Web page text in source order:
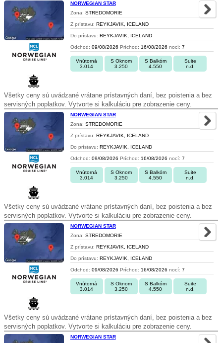
NORWEGIAN STAR
Zona: STREDOMORIE
Z prístavu: REYKJAVIK, ICELAND
Do prístavu: REYKJAVIK, ICELAND
Odchod: 09/08/2026 Príchod: 16/08/2026 nocí: 7
Vnútorná
3.014
S Oknom
3.250
S Balkóm
4.550
Suite
n.d.
Všetky ceny sú uvádzané vrátane prístavných daní, bez poistenia a bez
servisných poplatkov. Vytvorte si kalkuláciu pre zobrazenie ceny.
NORWEGIAN STAR
Zona: STREDOMORIE
Z prístavu: REYKJAVIK, ICELAND
Do prístavu: REYKJAVIK, ICELAND
Odchod: 09/08/2026 Príchod: 16/08/2026 nocí: 7
Vnútorná
3.014
S Oknom
3.250
S Balkóm
4.550
Suite
n.d.
Všetky ceny sú uvádzané vrátane prístavných daní, bez poistenia a bez
servisných poplatkov. Vytvorte si kalkuláciu pre zobrazenie ceny.
NORWEGIAN STAR
Zona: STREDOMORIE
Z prístavu: REYKJAVIK, ICELAND
Do prístavu: REYKJAVIK, ICELAND
Odchod: 09/08/2026 Príchod: 16/08/2026 nocí: 7
Vnútorná
3.014
S Oknom
3.250
S Balkóm
4.550
Suite
n.d.
Všetky ceny sú uvádzané vrátane prístavných daní, bez poistenia a bez
servisných poplatkov. Vytvorte si kalkuláciu pre zobrazenie ceny.
NORWEGIAN STAR